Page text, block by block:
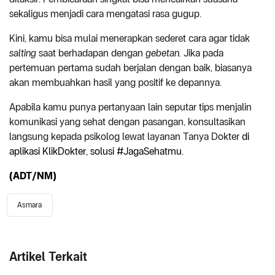
sekaligus menjadi cara mengatasi rasa gugup.
Kini, kamu bisa mulai menerapkan sederet cara agar tidak
salting saat berhadapan dengan gebetan. Jika pada
pertemuan pertama sudah berjalan dengan baik, biasanya
akan membuahkan hasil yang positif ke depannya.
Apabila kamu punya pertanyaan lain seputar tips menjalin
komunikasi yang sehat dengan pasangan, konsultasikan
langsung kepada psikolog lewat layanan Tanya Dokter di
aplikasi KlikDokter, solusi #JagaSehatmu.
(ADT/NM)
Asmara
Artikel Terkait